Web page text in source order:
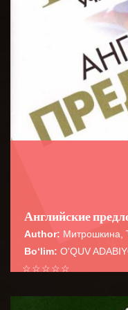
Английские
Author: Митрошкина,
Bo‘lim: O'QUV
☆
☆
☆
☆
☆
Справочник